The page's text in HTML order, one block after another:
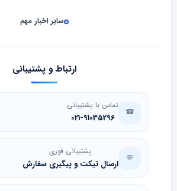
سایر اخبار مهم
ارتباط و پشتیبانی
☎
تماس با پشتیبانی
021-91035296
💬
پشتیبانی فوری
ارسال تیکت و پیگیری سفارش